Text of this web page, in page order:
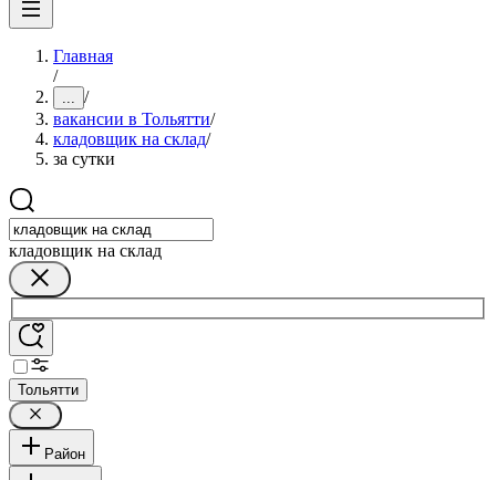
Главная
/
... /
вакансии в Тольятти/
кладовщик на склад/
за сутки
кладовщик на склад
Тольятти
Район